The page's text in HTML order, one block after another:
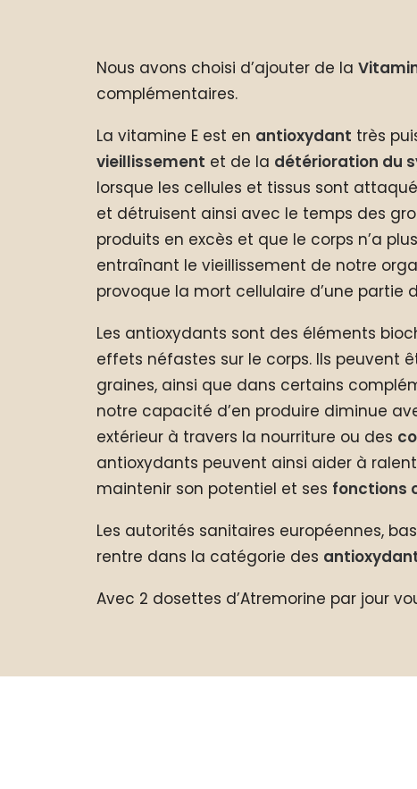
Nous avons choisi d’ajouter de la
complémentaires.
La vitamine E est en antioxydant très
vieillissement et de la détérioration du
lorsque les cellules et tissus sont
et détruisent ainsi avec le temps des
produits en excès et que le corps n’a
entraînant le vieillissement de notre
provoque la mort cellulaire d’une partie
Les antioxydants sont des éléments
effets néfastes sur le corps. Ils peuvent
graines, ainsi que dans certains
notre capacité d’en produire diminue
extérieur à travers la nourriture ou des
antioxydants peuvent ainsi aider à
maintenir son potentiel et ses fonctions
Les autorités sanitaires européennes,
rentre dans la catégorie des
Avec 2 dosettes d’Atremorine par jour